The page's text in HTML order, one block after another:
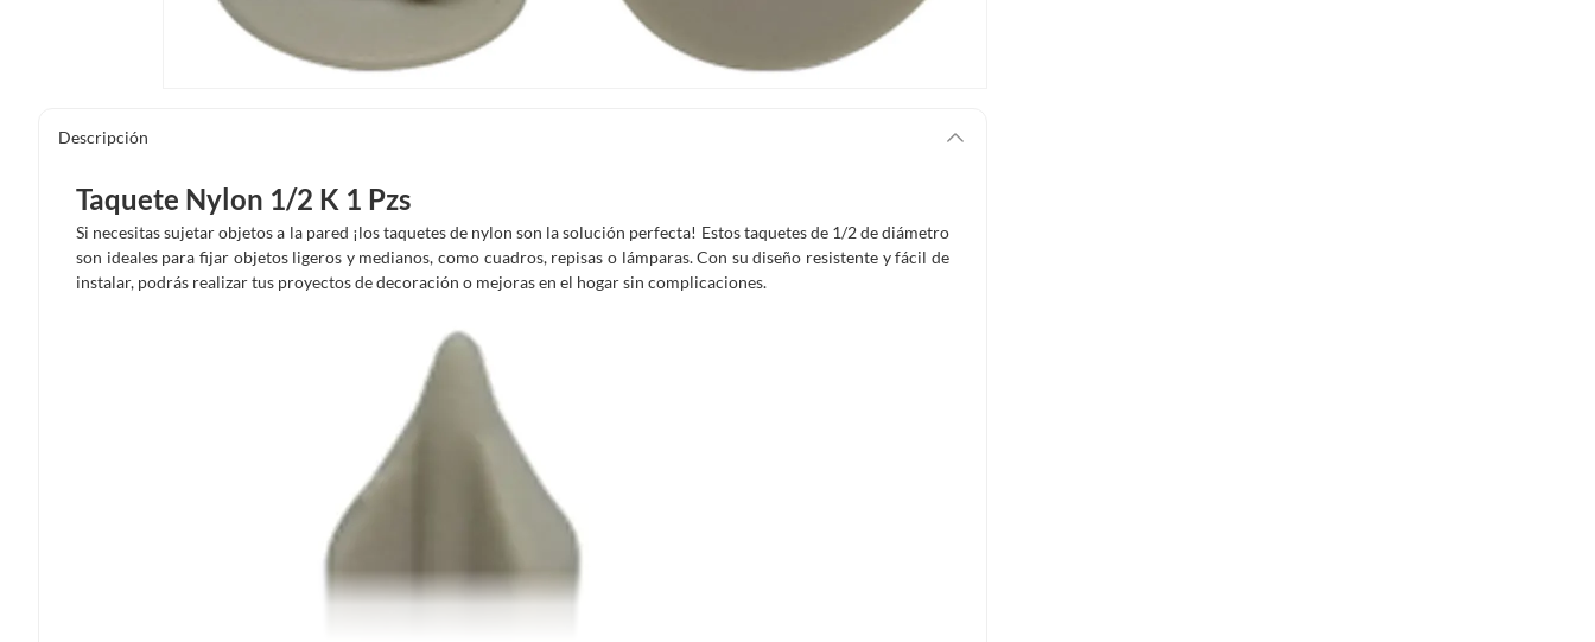
Descripción
Taquete Nylon 1/2 K 1 Pzs
Si necesitas sujetar objetos a la pared ¡los taquetes de nylon son la solución perfecta! Estos taquetes de 1/2 de diámetro
son ideales para fijar objetos ligeros y medianos, como cuadros, repisas o lámparas. Con su diseño resistente y fácil de
instalar, podrás realizar tus proyectos de decoración o mejoras en el hogar sin complicaciones.